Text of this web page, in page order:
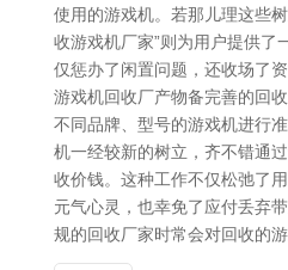
使用的游戏机。若那儿理这些
收游戏机厂家”则为用户提供了
仅惩办了闲置问题，还收场了
游戏机回收厂产物备完善的回
不同品牌、型号的游戏机进行
机一经较新的树立，齐不错通
收价钱。这种工作不仅松弛了
元气心灵，也幸免了应付丢弃
规的回收厂家时常会对回收的